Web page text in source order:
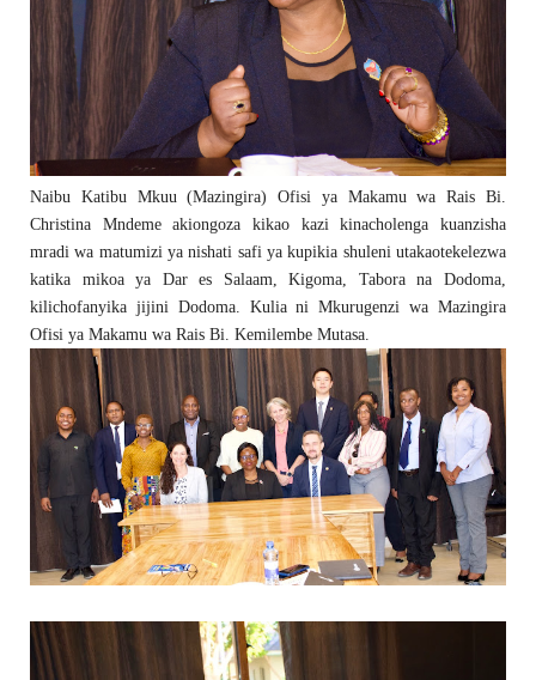
Naibu Katibu Mkuu (Mazingira) Ofisi ya Makamu wa Rais Bi.
Christina Mndeme akiongoza kikao kazi kinacholenga kuanzisha
mradi wa matumizi ya nishati safi ya kupikia shuleni utakaotekelezwa
katika mikoa ya Dar es Salaam, Kigoma, Tabora na Dodoma,
kilichofanyika jijini Dodoma. Kulia ni Mkurugenzi wa Mazingira
Ofisi ya Makamu wa Rais Bi. Kemilembe Mutasa.